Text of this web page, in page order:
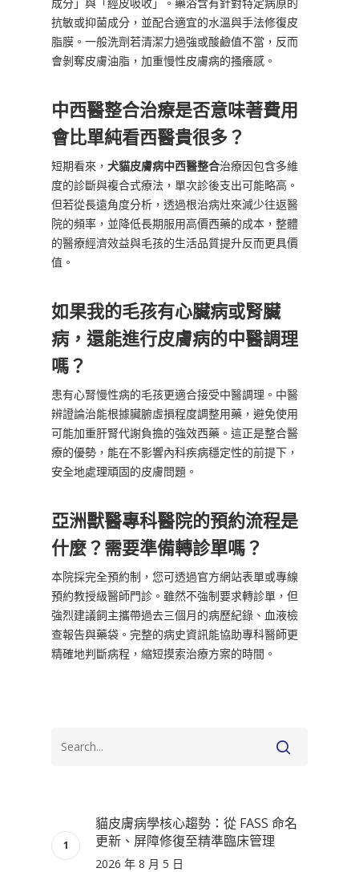
抗敏或抑菌成分，並配合適宜的水溫與手法修復皮
脂膜。一般洗劑若清潔力過強或酸鹼值不當，反而
會剝奪皮膚油脂，加重慢性皮膚病的搔癢感。
中西醫整合治療是否意味著費用
會比單純看西醫貴很多？
短期看來， 犬貓皮膚病中西醫整合治療因包含多維
度的診斷與複合式療法，單次診後支出可能略高。
但若從長遠角度分析，透過根治病灶來減少往返醫
院的頻率，並降低長期服用高價西藥的成本，整體
的醫療經濟效益與毛孩的生活品質提升反而更具價
值。
如果我的毛孩有心臟病或腎臟
病，還能進行皮膚病的中醫調理
嗎？
患有心腎慢性病的毛孩更適合接受中醫調理。中醫
辨證論治能根據臟腑虛損程度調整用藥，避免使用
可能加重肝腎代謝負擔的強效西藥。這正是整合醫
療的優勢，能在不影響內科疾病穩定性的前提下，
安全地處理頑固的皮膚問題。
亞洲獸醫專科醫院的預約流程是
什麼？需要準備轉診單嗎？
本院採完全預約制，您可透過官方網站表單或專線
預約教授級醫師門診。雖然不強制要求轉診單，但
強烈建議飼主攜帶過去三個月的病歷紀錄、血液檢
查報告與藥袋。完整的病史資訊能協助專科醫師更
精確地判斷病程，縮短摸索治療方案的時間。
貓皮膚病學核心趨勢：從 FASS 命名
更新、屏障修復至精準臨床管理
2026 年 8 月 5 日